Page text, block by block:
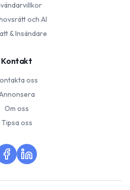
och AI
& Insändare
Kontakt
oss
Om oss
Tipsa oss